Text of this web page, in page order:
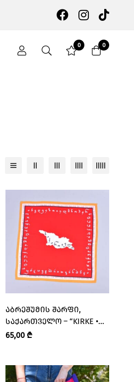
0 0
ᲐᲑᲠᲔᲨᲣᲛᲘᲡ ᲨᲐᲠᲤᲘ,
ᲡᲐᲥᲐᲠᲗᲕᲔᲚᲝ – “KIRKE •
ᲙᲘᲠᲙᲔ”
65,00 ₾